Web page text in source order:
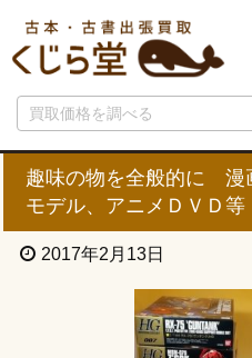
趣味の物を全般的に 漫
モデル、アニメＤＶＤ
2017年2月13日